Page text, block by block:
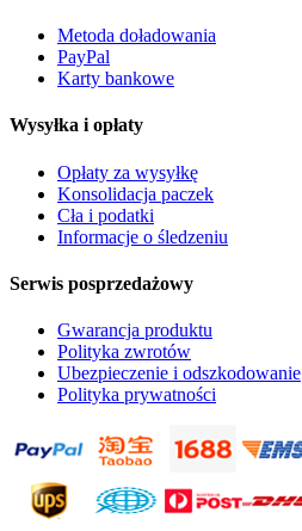
Metoda doładowania
PayPal
Karty bankowe
Wysyłka i opłaty
Opłaty za wysyłkę
Konsolidacja paczek
Cła i podatki
Informacje o śledzeniu
Serwis posprzedażowy
Gwarancja produktu
Polityka zwrotów
Ubezpieczenie i odszkodowanie
Polityka prywatności